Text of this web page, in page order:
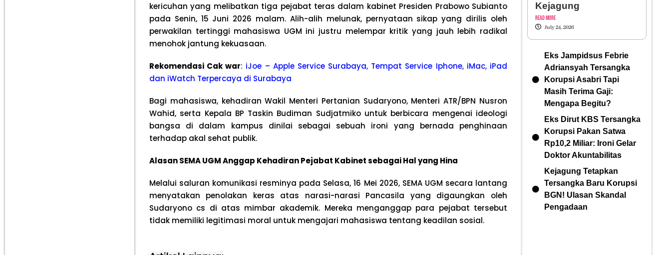
kericuhan yang melibatkan tiga pejabat teras dalam kabinet Presiden Prabowo Subianto
pada Senin, 15 Juni 2026 malam. Alih-alih melunak, pernyataan sikap yang dirilis oleh
perwakilan tertinggi mahasiswa UGM ini justru melempar kritik yang jauh lebih radikal
menohok jantung kekuasaan.
Rekomendasi Cak war: iJoe – Apple Service Surabaya, Tempat Service Iphone, iMac, iPad
dan iWatch Terpercaya di Surabaya
Bagi mahasiswa, kehadiran Wakil Menteri Pertanian Sudaryono, Menteri ATR/BPN Nusron
Wahid, serta Kepala BP Taskin Budiman Sudjatmiko untuk berbicara mengenai ideologi
bangsa di dalam kampus dinilai sebagai sebuah ironi yang bernada penghinaan
terhadap akal sehat publik.
Alasan SEMA UGM Anggap Kehadiran Pejabat Kabinet sebagai Hal yang Hina
Melalui saluran komunikasi resminya pada Selasa, 16 Mei 2026, SEMA UGM secara lantang
menyatakan penolakan keras atas narasi-narasi Pancasila yang digaungkan oleh
Sudaryono cs di atas mimbar akademik. Mereka menganggap para pejabat tersebut
tidak memiliki legitimasi moral untuk mengajari mahasiswa tentang keadilan sosial.
Kejagung
Read More
July 24, 2026
Eks Jampidsus Febrie
Adriansyah Tersangka
Korupsi Asabri Tapi
Masih Terima Gaji:
Mengapa Begitu?
Eks Dirut KBS Tersangka
Korupsi Pakan Satwa
Rp10,2 Miliar: Ironi Gelar
Doktor Akuntabilitas
Kejagung Tetapkan
Tersangka Baru Korupsi
BGN! Ulasan Skandal
Pengadaan